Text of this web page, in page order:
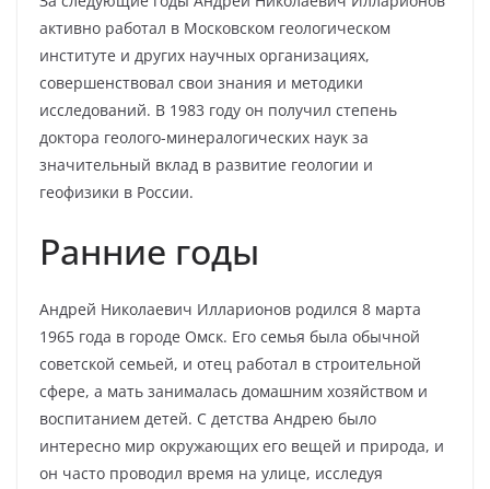
активно работал в Московском геологическом
институте и других научных организациях,
совершенствовал свои знания и методики
исследований. В 1983 году он получил степень
доктора геолого-минералогических наук за
значительный вклад в развитие геологии и
геофизики в России.
Ранние годы
Андрей Николаевич Илларионов родился 8 марта
1965 года в городе Омск. Его семья была обычной
советской семьей, и отец работал в строительной
сфере, а мать занималась домашним хозяйством и
воспитанием детей. С детства Андрею было
интересно мир окружающих его вещей и природа, и
он часто проводил время на улице, исследуя